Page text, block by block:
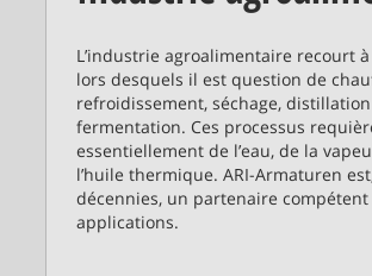
L’industrie agroalimentaire recourt
lors desquels il est question de
refroidissement, séchage,
fermentation. Ces processus
essentiellement de l’eau, de la
l’huile thermique. ARI-Armaturen
décennies, un partenaire compétent
applications.